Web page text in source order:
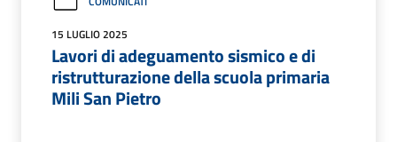
15 LUGLIO 2025
Lavori di adeguamento sismico e di
ristrutturazione della scuola primaria
Mili San Pietro